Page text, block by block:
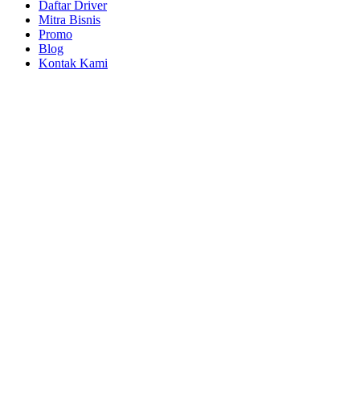
Daftar Driver
Mitra Bisnis
Promo
Blog
Kontak Kami